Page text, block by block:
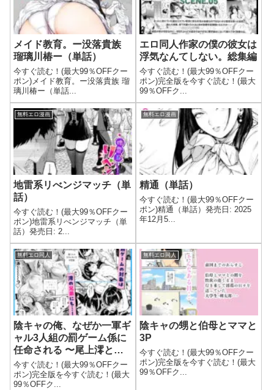
メイド教育。ー没落貴族
瑠璃川椿ー（単話）
今すぐ読む！(最大99％OFFクー
ポン)メイド教育。ー没落貴族 瑠
璃川椿ー（単話...
エロ同人作家の僕の彼女は
浮気なんてしない。総集編
今すぐ読む！(最大99％OFFクー
ポン)完全版を今すぐ読む！(最大
99％OFFク...
無料エロ漫画
地雷系リべンジマッチ（単
話）
今すぐ読む！(最大99％OFFクー
ポン)地雷系リべンジマッチ（単
話）発売日: 2...
無料エロ漫画
精通（単話）
今すぐ読む！(最大99％OFFクー
ポン)精通（単話）発売日: 2025
年12月5...
無料エロ同人
陰キャの俺、なぜか一軍ギ
ャル3人組の罰ゲーム係に
任命される 〜尾上澪と軽
音部編〜
今すぐ読む！(最大99％OFFクー
ポン)完全版を今すぐ読む！(最大
99％OFFク...
無料エロ同人
陰キャの甥と伯母とママと
3P
今すぐ読む！(最大99％OFFクー
ポン)完全版を今すぐ読む！(最大
99％OFFク...